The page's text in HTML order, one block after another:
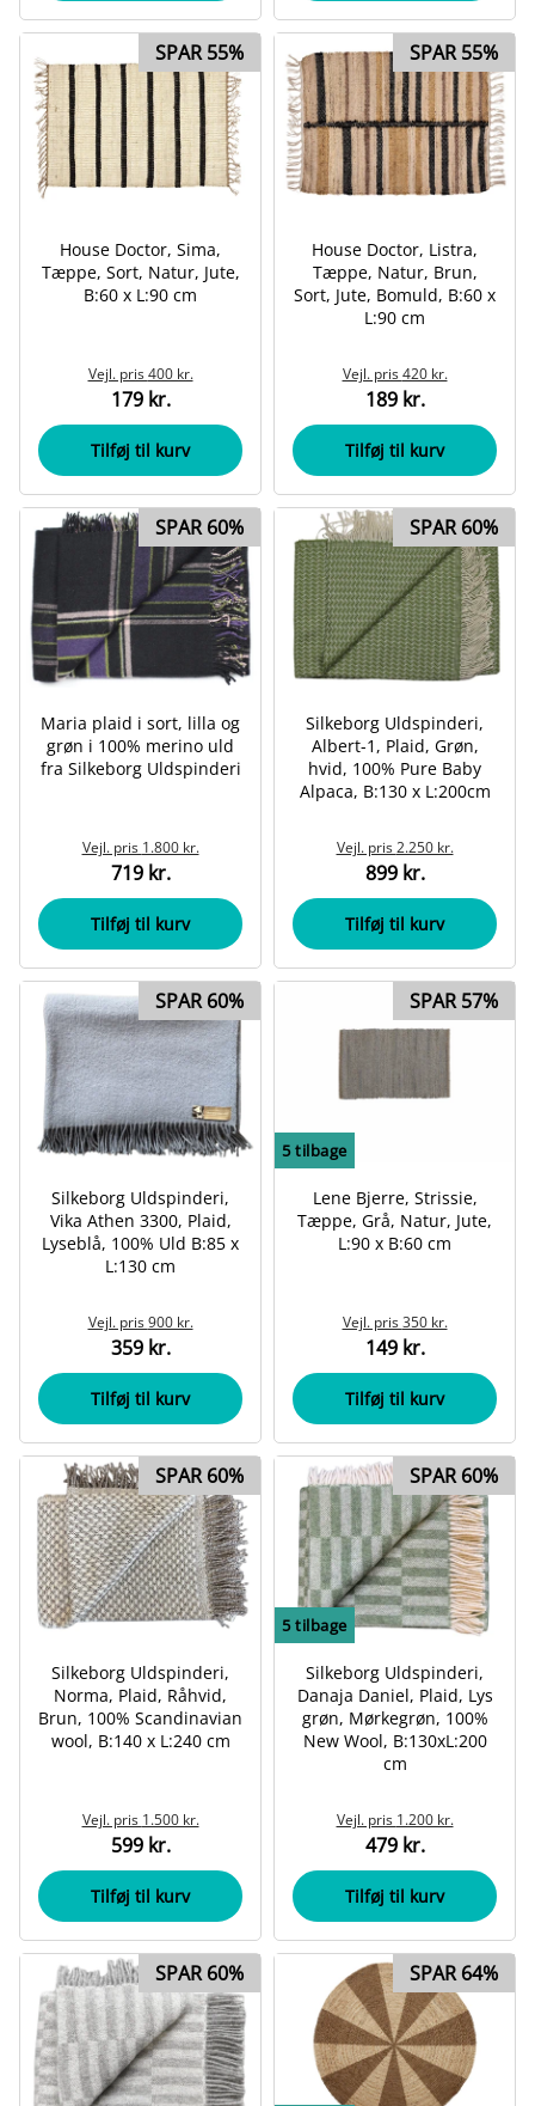
SPAR 55%
House Doctor, Sima,
Tæppe, Sort, Natur, Jute,
B:60 x L:90 cm
Vejl. pris400 kr.
179 kr.
Tilføj til kurv
SPAR 55%
House Doctor, Listra,
Tæppe, Natur, Brun,
Sort, Jute, Bomuld, B:60 x
L:90 cm
Vejl. pris420 kr.
189 kr.
Tilføj til kurv
SPAR 60%
Maria plaid i sort, lilla og
grøn i 100% merino uld
fra Silkeborg Uldspinderi
Vejl. pris 1.800 kr.
719 kr.
Tilføj til kurv
SPAR 60%
Silkeborg Uldspinderi,
Albert-1, Plaid, Grøn,
hvid, 100% Pure Baby
Alpaca, B:130 x L:200cm
Vejl. pris2.250 kr.
899 kr.
Tilføj til kurv
SPAR 60%
Silkeborg Uldspinderi,
Vika Athen 3300, Plaid,
Lyseblå, 100% Uld B:85 x
L:130 cm
Vejl. pris900 kr.
359 kr.
Tilføj til kurv
5tilbage
SPAR 57%
Lene Bjerre, Strissie,
Tæppe, Grå, Natur, Jute,
L:90 x B:60 cm
Vejl. pris350 kr.
149 kr.
Tilføj til kurv
SPAR 60%
Silkeborg Uldspinderi,
Norma, Plaid, Råhvid,
Brun, 100% Scandinavian
wool, B:140 x L:240 cm
Vejl. pris 1.500 kr.
599 kr.
Tilføj til kurv
5tilbage
SPAR 60%
Silkeborg Uldspinderi,
Danaja Daniel, Plaid, Lys
grøn, Mørkegrøn, 100%
New Wool, B:130xL:200
cm
Vejl. pris 1.200 kr.
479 kr.
Tilføj til kurv
SPAR 60% SPAR 64%